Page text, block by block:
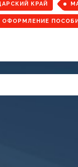
КРАЙ
ОФОРМЛЕНИЕ